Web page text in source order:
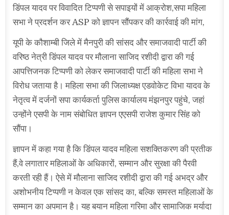
डिंपल यादव पर विवादित टिप्पणी से सपाइयों में आक्रोश,सपा महिला
सभा ने प्रदर्शन कर ASP को ज्ञापन सौंपकर की कार्रवाई की मांग,
यूपी के कौशाम्बी जिले में मैनपुरी की सांसद और समाजवादी पार्टी की
वरिष्ठ नेत्री डिंपल यादव पर मौलाना साजिद रशीदी द्वारा की गई
आपत्तिजनक टिप्पणी को लेकर समाजवादी पार्टी की महिला सभा ने
विरोध जताया है। महिला सभा की जिलाध्यक्ष एडवोकेट विभा यादव के
नेतृत्व में दर्जनों सपा कार्यकर्ता पुलिस कार्यालय मंझनपुर पहुंचे, जहां
उन्होंने एसपी के नाम संबोधित ज्ञापन एएसपी राजेश कुमार सिंह को
सौंपा।
ज्ञापन में कहा गया है कि डिंपल यादव महिला सशक्तिकरण की प्रतीक
हैं,वे लगातार महिलाओं के अधिकारों, सम्मान और सुरक्षा की पैरवी
करती रही हैं। ऐसे में मौलाना साजिद रशीदी द्वारा की गई अभद्र और
अशोभनीय टिप्पणी न केवल एक सांसद का, बल्कि समस्त महिलाओं के
सम्मान का अपमान है। यह बयान महिला गरिमा और सामाजिक मर्यादा